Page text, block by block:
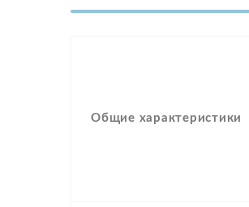
Общие характеристики